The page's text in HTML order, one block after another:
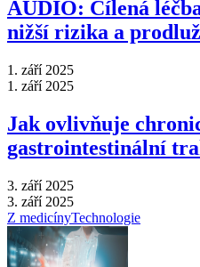
AUDIO: Cílená
nižší rizika a
1. září 2025
1. září 2025
Jak ovlivňuje
gastrointestinální
3. září 2025
3. září 2025
Z medicínyTechnologie